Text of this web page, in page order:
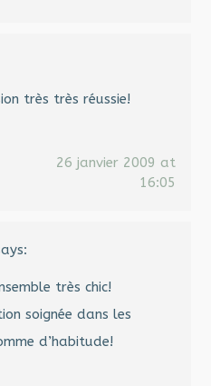
très très réussie!
26 janvier 2009 at
16:05
très chic!
soignée dans les
d’habitude!